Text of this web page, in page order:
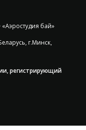
бай»
г.Минск,
регистрирующий